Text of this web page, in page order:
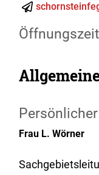
Frau L. Wörner